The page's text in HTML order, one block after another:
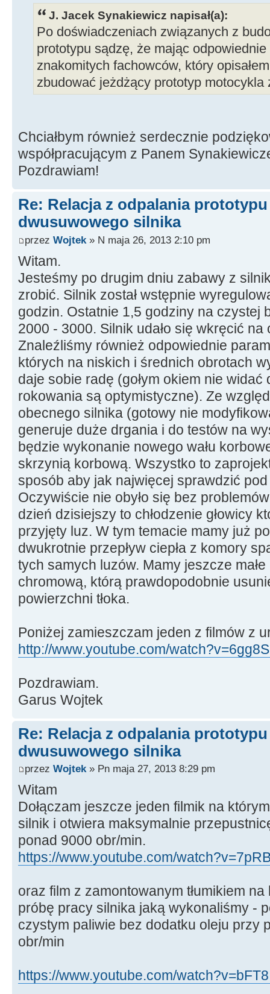
J. Jacek Synakiewicz napisał(a):
Po doświadczeniach związanych z
prototypu sądzę, że mając
znakomitych fachowców, który
zbudować jeżdżący prototyp motocykla
Chciałbym również serdecznie
współpracującym z Panem
Pozdrawiam!
Re: Relacja z odpalania
dwusuwowego silnika
przez Wojtek » N maja 26, 2013 2:10 pm
Witam.
Jesteśmy po drugim dniu zabawy z
zrobić. Silnik został wstępnie
godzin. Ostatnie 1,5 godziny na czystej
2000 - 3000. Silnik udało się wkręcić na
Znaleźliśmy również odpowiednie
których na niskich i średnich obrotach
daje sobie radę (gołym okiem nie widać
rokowania są optymistyczne). Ze
obecnego silnika (gotowy nie
generuje duże drgania i do testów na
będzie wykonanie nowego wału
skrzynią korbową. Wszystko to
sposób aby jak najwięcej sprawdzić
Oczywiście nie obyło się bez
dzień dzisiejszy to chłodzenie głowicy
przyjęty luz. W tym temacie mamy już
dwukrotnie przepływ ciepła z komory
tych samych luzów. Mamy jeszcze
chromową, którą prawdopodobnie
powierzchni tłoka.
Poniżej zamieszczam jeden z filmów z
http://www.youtube.com/
Pozdrawiam.
Garus Wojtek
Re: Relacja z odpalania
dwusuwowego silnika
przez Wojtek» Pn maja 27, 2013 8:29 pm
Witam
Dołączam jeszcze jeden filmik na
silnik i otwiera maksymalnie
ponad 9000 obr/min.
https://www.youtube.com/
oraz film z zamontowanym tłumikiem
próbę pracy silnika jaką wykonaliśmy -
czystym paliwie bez dodatku oleju przy
obr/min
https://www.youtube.com/